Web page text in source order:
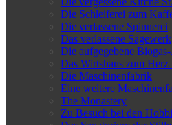
Die Schleiferei zum
Die verlassene Spinnerei
Das verlassene Sägewerk
Die aufgegebene
Das Wirtshaus zum Herz
Die Maschinenfabrik
Eine weitere
The Monastery
Zu Besuch bei den